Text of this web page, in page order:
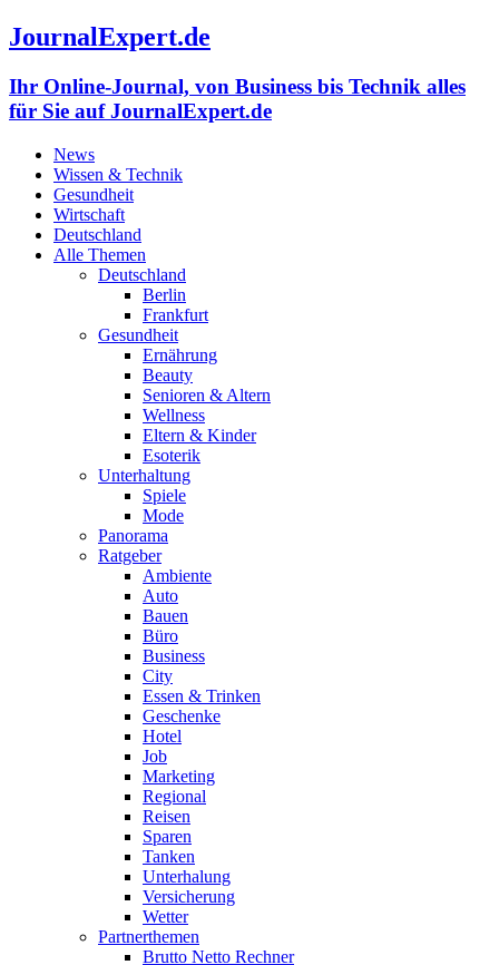
JournalExpert.de
Ihr Online-Journal, von Business bis Technik alles
für Sie auf JournalExpert.de
News
Wissen & Technik
Gesundheit
Wirtschaft
Deutschland
Alle Themen
Deutschland
Berlin
Frankfurt
Gesundheit
Ernährung
Beauty
Senioren & Altern
Wellness
Eltern & Kinder
Esoterik
Unterhaltung
Spiele
Mode
Panorama
Ratgeber
Ambiente
Auto
Bauen
Büro
Business
City
Essen & Trinken
Geschenke
Hotel
Job
Marketing
Regional
Reisen
Sparen
Tanken
Unterhalung
Versicherung
Wetter
Partnerthemen
Brutto Netto Rechner